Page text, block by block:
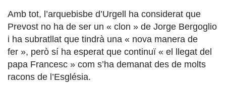
Amb tot, l’arquebisbe d’Urgell ha considerat que
Prevost no ha de ser un « clon » de Jorge Bergoglio
i ha subratllat que tindrà una « nova manera de
fer », però sí ha esperat que continuï « el llegat del
papa Francesc » com s’ha demanat des de molts
racons de l’Església.